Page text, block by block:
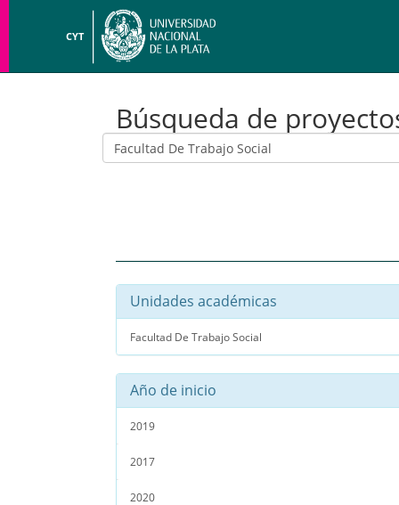
CYT
Búsqueda de
Unidades académicas
Facultad De Trabajo Social
Año de inicio
2019
2017
2020